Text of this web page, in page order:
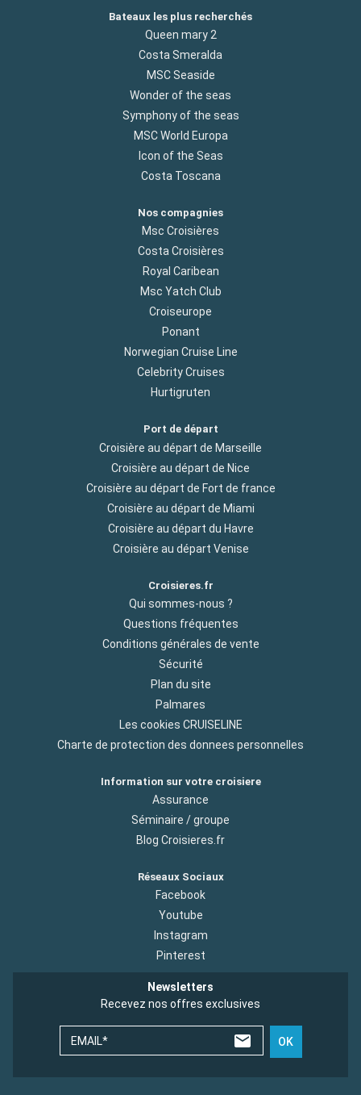
Bateaux les plus recherchés
Queen mary 2
Costa Smeralda
MSC Seaside
Wonder of the seas
Symphony of the seas
MSC World Europa
Icon of the Seas
Costa Toscana
Nos compagnies
Msc Croisières
Costa Croisières
Royal Caribean
Msc Yatch Club
Croiseurope
Ponant
Norwegian Cruise Line
Celebrity Cruises
Hurtigruten
Port de départ
Croisière au départ de Marseille
Croisière au départ de Nice
Croisière au départ de Fort de france
Croisière au départ de Miami
Croisière au départ du Havre
Croisière au départ Venise
Croisieres.fr
Qui sommes-nous ?
Questions fréquentes
Conditions générales de vente
Sécurité
Plan du site
Palmares
Les cookies CRUISELINE
Charte de protection des donnees personnelles
Information sur votre croisiere
Assurance
Séminaire / groupe
Blog Croisieres.fr
Réseaux Sociaux
Facebook
Youtube
Instagram
Pinterest
Newsletters
Recevez nos offres exclusives
EMAIL* OK